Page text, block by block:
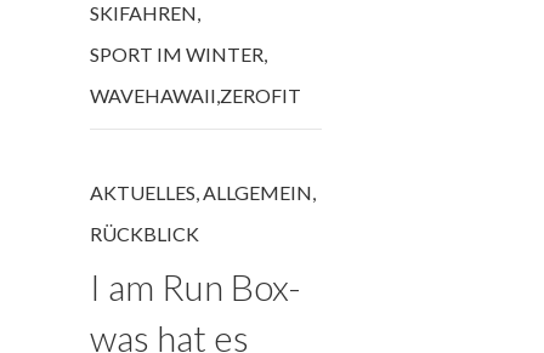
SKIFAHREN,
SPORT IM WINTER,
WAVEHAWAII,ZEROFIT
AKTUELLES,ALLGEMEIN,
RÜCKBLICK
I am Run Box-
was hat es